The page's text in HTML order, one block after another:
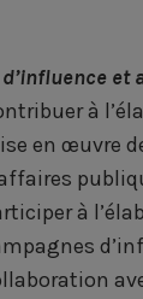
et
à
en œuvre
à